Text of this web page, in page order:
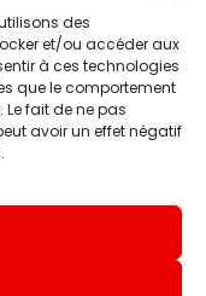
des
et/ou accéder aux
à ces technologies
que le comportement
fait de ne pas
avoir un effet négatif
CONTACT